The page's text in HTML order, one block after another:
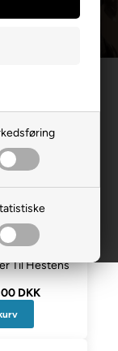
Til Hestens
DKK